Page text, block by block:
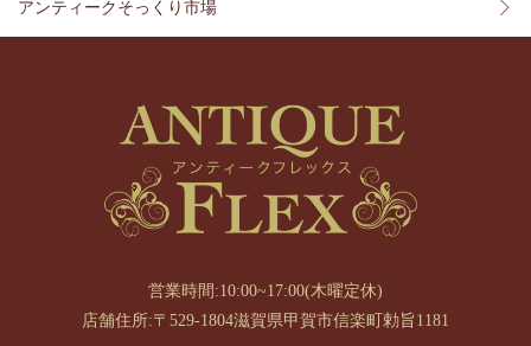
アンティークそっくり市場
営業時間:10:00~17:00(木曜定休)
店舗住所:〒529-1804滋賀県甲賀市信楽町勅旨1181